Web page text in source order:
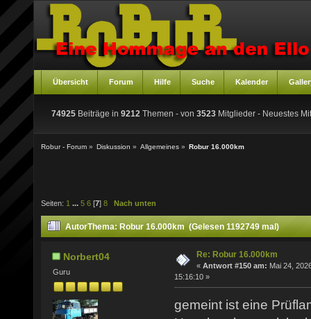
Übersicht Forum Hilfe Suche Kalender
74925 Beiträge in 9212 Themen - von 3523 Mitglieder - Neuestes
Robur - Forum » Diskussion » Allgemeines » Robur 16.000km
Seiten: 1 ... 5 6 [7] 8 Nach unten
AutorThema: Robur 16.000km (Gelesen 1192749 mal)
Norbert04
Guru
Re: Robur 16.000km
« Antwort #150 am: Mai 24,
15:16:10 »
gemeint ist eine